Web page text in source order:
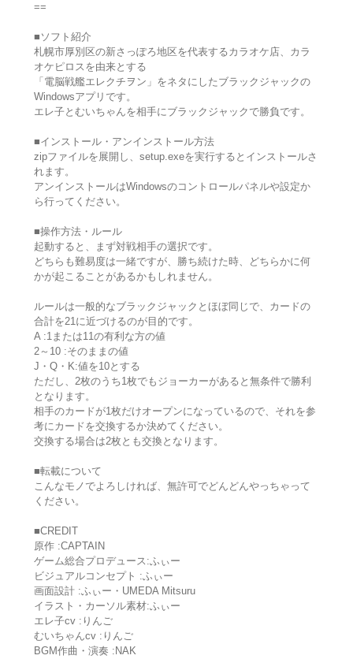
==
■ソフト紹介
札幌市厚別区の新さっぽろ地区を代表するカラオケ店、カラ
オケピロスを由来とする
「電脳戦艦エレクチヲン」をネタにしたブラックジャックの
Windowsアプリです。
エレ子とむいちゃんを相手にブラックジャックで勝負です。
■インストール・アンインストール方法
zipファイルを展開し、setup.exeを実行するとインストールさ
れます。
アンインストールはWindowsのコントロールパネルや設定か
ら行ってください。
■操作方法・ルール
起動すると、まず対戦相手の選択です。
どちらも難易度は一緒ですが、勝ち続けた時、どちらかに何
かが起こることがあるかもしれません。
ルールは一般的なブラックジャックとほぼ同じで、カードの
合計を21に近づけるのが目的です。
A :1または11の有利な方の値
2～10 :そのままの値
J・Q・K:値を10とする
ただし、2枚のうち1枚でもジョーカーがあると無条件で勝利
となります。
相手のカードが1枚だけオープンになっているので、それを参
考にカードを交換するか決めてください。
交換する場合は2枚とも交換となります。
■転載について
こんなモノでよろしければ、無許可でどんどんやっちゃって
ください。
■CREDIT
原作 :CAPTAIN
ゲーム総合プロデュース:ふぃー
ビジュアルコンセプト :ふぃー
画面設計 :ふぃー・UMEDA Mitsuru
イラスト・カーソル素材:ふぃー
エレ子cv :りんご
むいちゃんcv :りんご
BGM作曲・演奏 :NAK